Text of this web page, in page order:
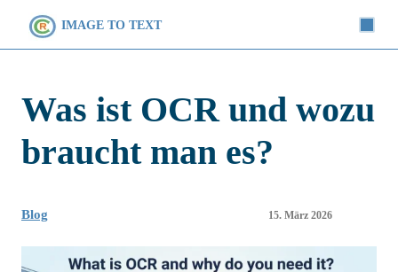
IMAGE TO TEXT
Was ist OCR und wozu
braucht man es?
Blog 15. März 2026